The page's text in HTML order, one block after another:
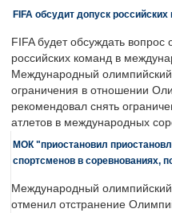
FIFA обсудит допуск
FIFA будет обсуждать вопрос
российских команд в
Международный
ограничения в отношении
рекомендовал снять
атлетов в международных
МОК "приостановил
спортсменов в соревнованиях,
Международный
отменил отстранение